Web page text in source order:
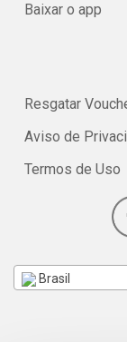
Baixar o app
Resgatar
Aviso de
Termos de Uso
Brasil